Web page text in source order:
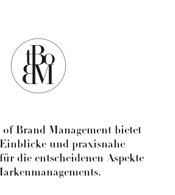
of Brand Management bietet
und praxisnahe
die entscheidenen Aspekte